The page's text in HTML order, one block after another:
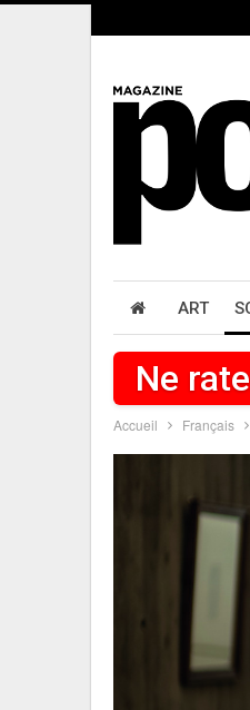
ART
Ne
Accueil Français